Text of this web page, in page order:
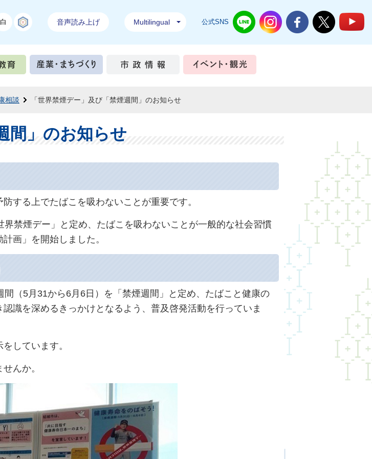
白 音声読み上げ Multilingual 公式SNS 結城市公式LINE結城市公式Instagram
結城市公式Facebook
結城市公式
祉 子育て・教育 産業・まちづくり 市政情報
相談 「世界禁煙デー」及び「禁煙週間」のお知らせ
間」のお知らせ
する上でたばこを吸わないことが重要です。
禁煙デー」と定め、たばこを吸わないことが一般的な社会習慣
画」を開始しました。
（5月31から6月6日）を「禁煙週間」と定め、たばこと健康の
識を深めるきっかけとなるよう、普及啓発活動を行っていま
しています。
んか。